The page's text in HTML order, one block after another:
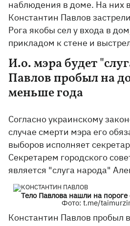
наблюдения в доме. На них
Константин Павлов
Рога якобы сел у входа в
прикладом к стене и
И.о. мэра будет
Павлов пробыл на
меньше года
Согласно украинскому
случае смерти мэра его
выборов исполняет
Секретарем городского
является "слуга народа"
Тело Павлова нашли на пороге
Фото: t.me/
Константин Павлов пробыл